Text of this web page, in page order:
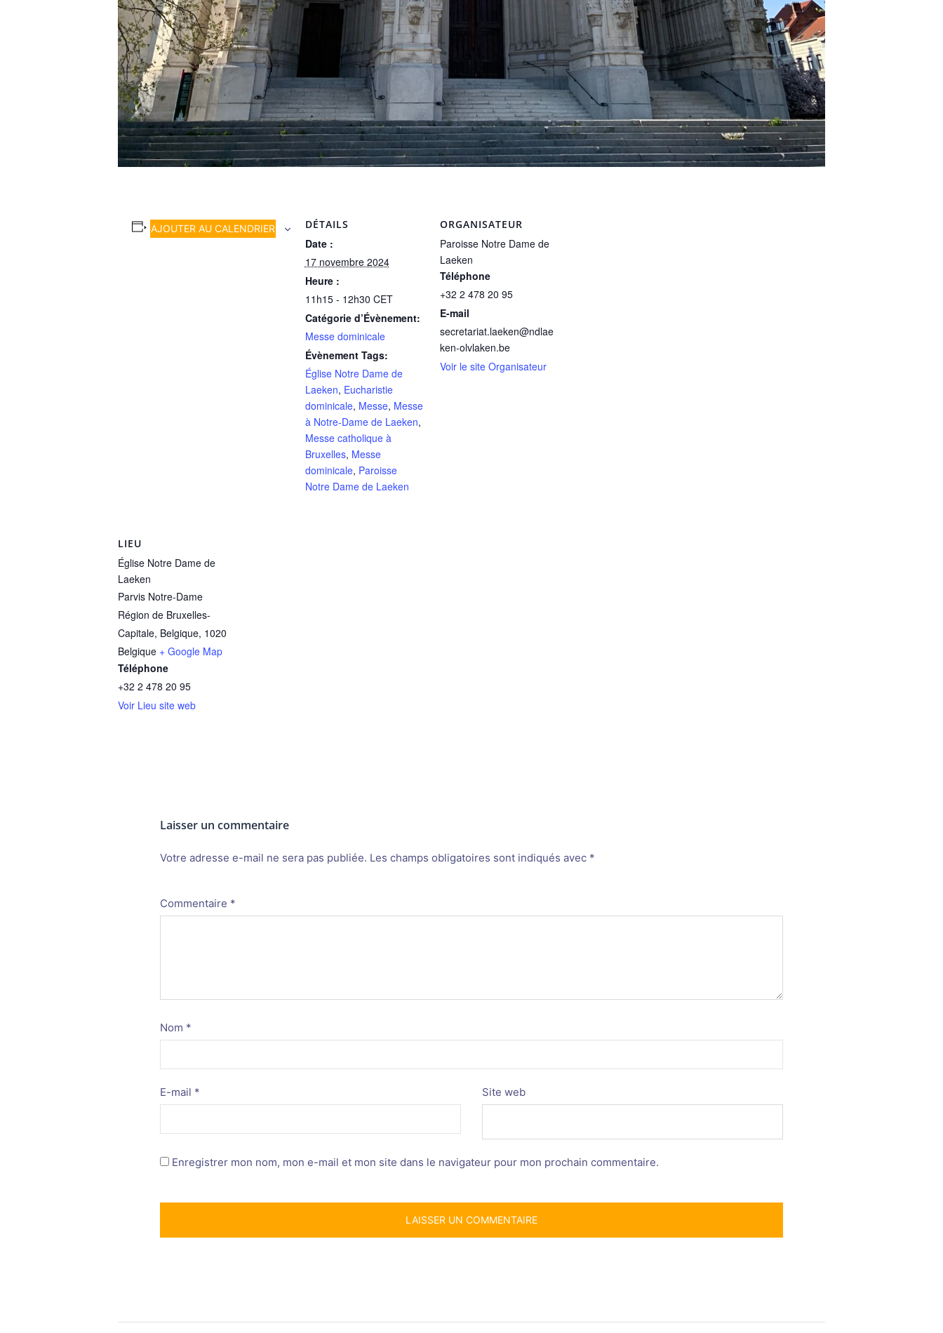
AJOUTER AU CALENDRIER DÉTAILS
Date :
17 novembre 2024
Heure :
11h15 - 12h30 CET
Catégorie d’Évènement:
Messe dominicale
Évènement Tags:
Église Notre Dame de
Laeken, Eucharistie
dominicale, Messe, Messe
à Notre-Dame de Laeken,
Messe catholique à
Bruxelles, Messe
dominicale, Paroisse
Notre Dame de Laeken
ORGANISATEUR
Paroisse Notre Dame de
Laeken
Téléphone
+32 2 478 20 95
E-mail
secretariat.laeken@ndlae
ken-olvlaken.be
Voir le site Organisateur
LIEU
Église Notre Dame de
Laeken
Parvis Notre-Dame
Région de Bruxelles-
Capitale, Belgique, 1020
Belgique + Google Map
Téléphone
+32 2 478 20 95
Voir Lieu site web
Laisser un commentaire
Votre adresse e-mail ne sera pas publiée. Les champs obligatoires sont indiqués avec *
Commentaire *
Nom *
E-mail * Site web
Enregistrer mon nom, mon e-mail et mon site dans le navigateur pour mon prochain commentaire.
Alternative: